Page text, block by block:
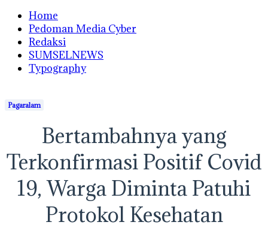
Home
Pedoman Media Cyber
Redaksi
SUMSELNEWS
Typography
Pagaralam
Bertambahnya yang
Terkonfirmasi Positif Covid
19, Warga Diminta Patuhi
Protokol Kesehatan